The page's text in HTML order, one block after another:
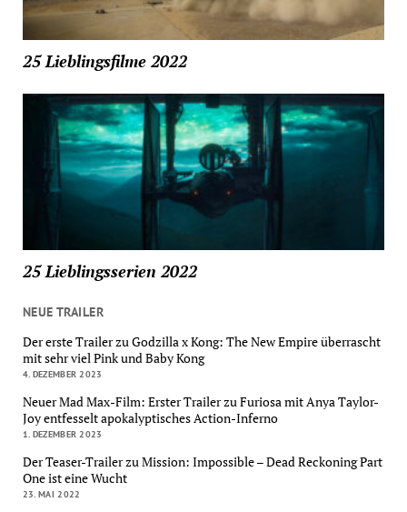
25 Lieblingsfilme 2022
25 Lieblingsserien 2022
NEUE TRAILER
Der erste Trailer zu Godzilla x Kong: The New Empire überrascht
mit sehr viel Pink und Baby Kong
4. DEZEMBER 2023
Neuer Mad Max-Film: Erster Trailer zu Furiosa mit Anya Taylor-
Joy entfesselt apokalyptisches Action-Inferno
1. DEZEMBER 2023
Der Teaser-Trailer zu Mission: Impossible – Dead Reckoning Part
One ist eine Wucht
23. MAI 2022